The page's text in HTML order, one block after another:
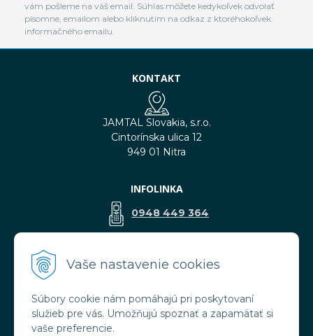
Vaše nastavenie cookies
Súbory cookie nám pomáhajú pri poskytovaní
služieb pre vás. Umožňujú spoznať a zapamätať si
vaše preferencie.
vám pošleme na váš email. Súhlas môžete kedykoľvek odvolať
písomne, emailom alebo kliknutím na odkaz z ktoréhokoľvek
informačného emailu.
KONTAKT
JAMTAL Slovakia, s.r.o.
Cintorínska ulica 12
949 01 Nitra
INFOLINKA
0948 449 364
VŠETKO O NÁKUPE
Obchodné podmienky